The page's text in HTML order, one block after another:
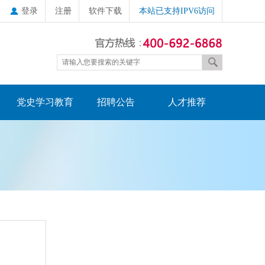
登录 注册 软件下载 本站已支持IPV6访问
党史学习教育 招聘公告 人才推荐